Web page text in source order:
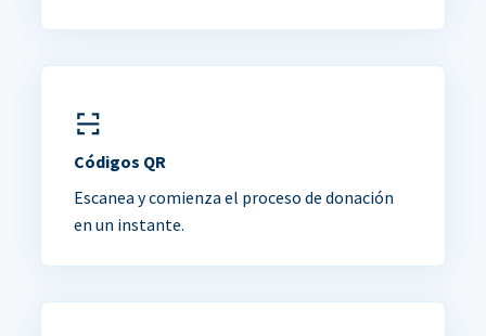
Códigos QR
Escanea y comienza el proceso de donación
en un instante.